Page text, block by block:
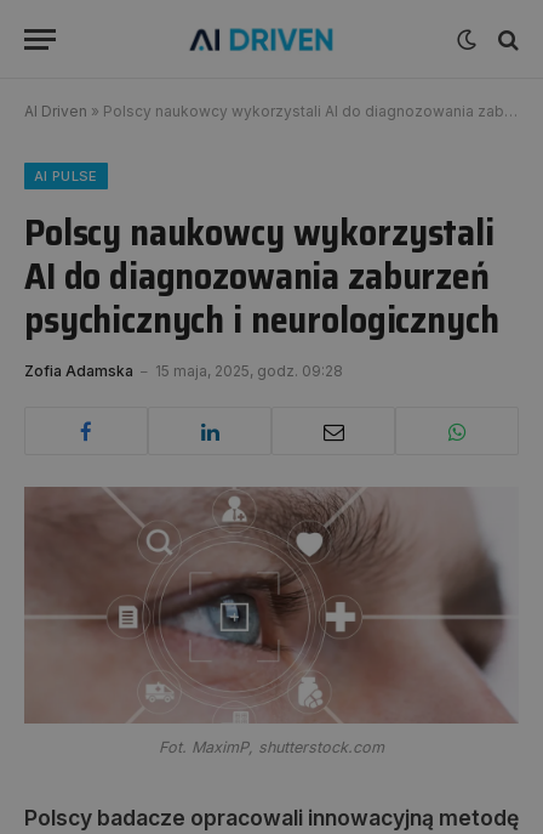
AI Driven » Polscy naukowcy wykorzystali AI do diagnozowania zaburzeń psychicznych i neurologicznych
AI PULSE
Polscy naukowcy wykorzystali
AI do diagnozowania zaburzeń
psychicznych i neurologicznych
Zofia Adamska 15 maja, 2025, godz. 09:28
Fot. MaximP, shutterstock.com
Polscy badacze opracowali innowacyjną metodę